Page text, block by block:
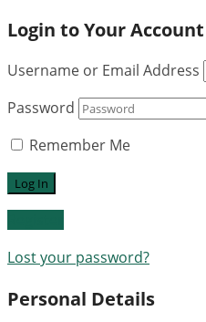
Login to Your Account
Username or Email Address
Password
Remember Me
Lost your password?
Personal Details